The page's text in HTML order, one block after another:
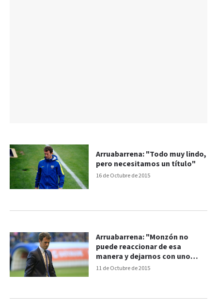
16 de Octubre de 2015
Arruabarrena: "Todo muy lindo,
pero necesitamos un título"
11 de Octubre de 2015
Arruabarrena: "Monzón no
puede reaccionar de esa
manera y dejarnos con uno
menos"